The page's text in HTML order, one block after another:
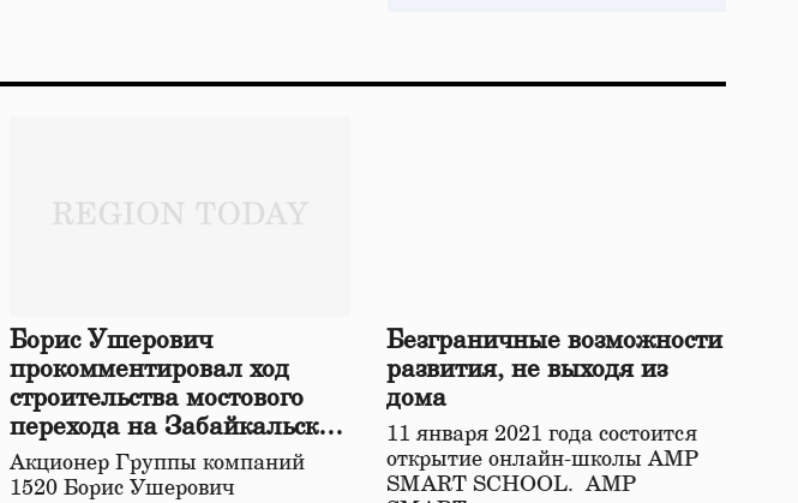
Борис Ушерович
прокомментировал ход
строительства мостового
перехода на Забайкальской
железной дороге
Акционер Группы компаний
1520 Борис Ушерович
Безграничные возможности
развития, не выходя из
дома
11 января 2021 года состоится
открытие онлайн-школы АМР
SMART SCHOOL. АМР